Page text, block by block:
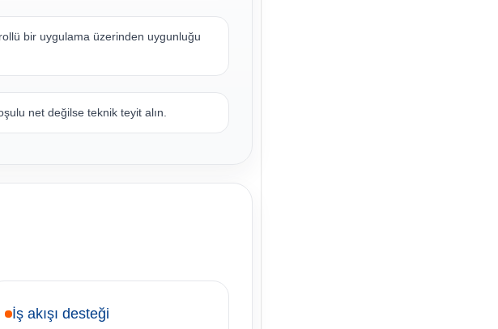
bir uygulama üzerinden uygunluğu
net değilse teknik teyit alın.
İş akışı desteği